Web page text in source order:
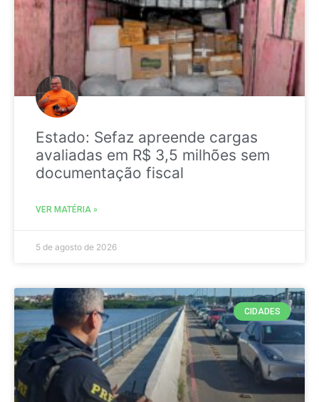
Estado: Sefaz apreende cargas
avaliadas em R$ 3,5 milhões sem
documentação fiscal
VER MATÉRIA »
5 de agosto de 2026
CIDADES